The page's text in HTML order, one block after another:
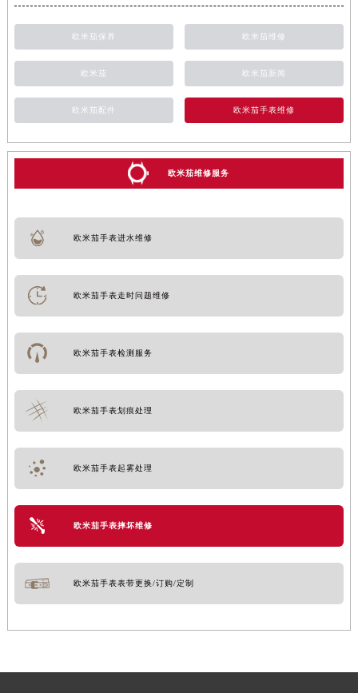
欧米茄保养 欧米茄维修
欧米茄 欧米茄新闻
欧米茄配件 欧米茄手表维修
欧米茄维修服务
欧米茄手表进水维修
欧米茄手表走时问题维修
欧米茄手表检测服务
欧米茄手表划痕处理
欧米茄手表起雾处理
欧米茄手表摔坏维修
欧米茄手表表带更换/订购/定制